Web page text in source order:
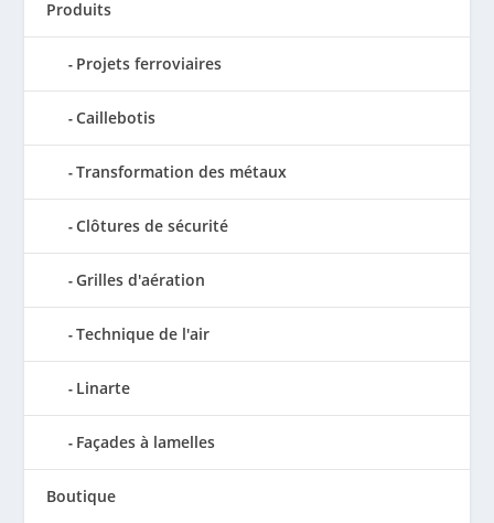
Produits
Projets ferroviaires
Caillebotis
Transformation des métaux
Clôtures de sécurité
Grilles d'aération
Technique de l'air
Linarte
Façades à lamelles
Boutique